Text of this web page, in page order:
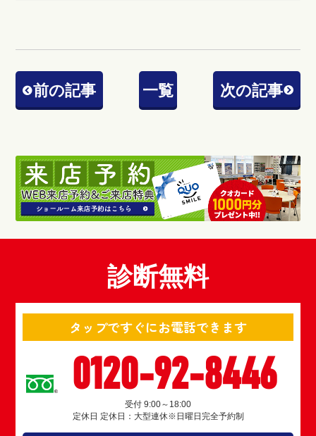
前の記事 一覧 次の記事
診断無料
タップですぐにお電話できます
0120-92-8446
受付 9:00～18:00
定休日 定休日：大型連休※日曜日完全予約制